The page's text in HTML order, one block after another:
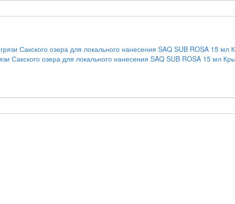
Сакского озера для локального нанесения SAQ SUB ROSA 15 мл